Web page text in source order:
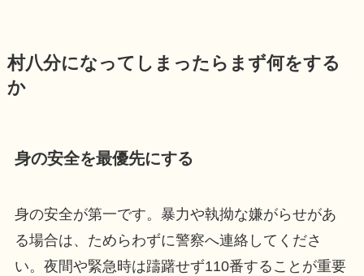
村八分になってしまったらまず何をする
か
身の安全を最優先にする
身の安全が第一です。暴力や執拗な嫌がらせがあ
る場合は、ためらわずに警察へ連絡してくださ
い。夜間や緊急時は躊躇せず110番することが重要